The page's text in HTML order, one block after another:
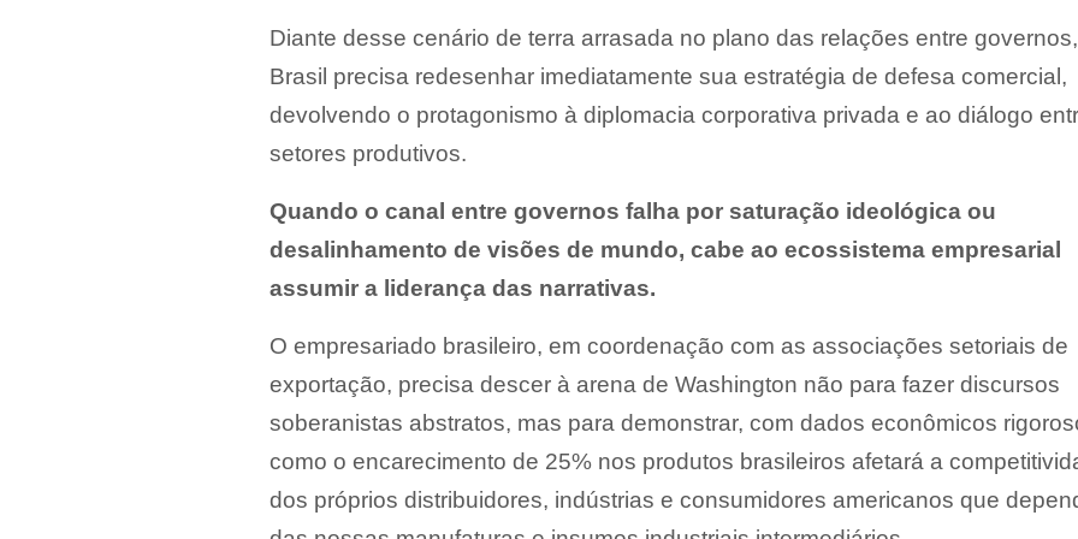
Diante desse cenário de terra arrasada no plano das relações entre
Brasil precisa redesenhar imediatamente sua estratégia de defesa comercial,
devolvendo o protagonismo à diplomacia corporativa privada e ao diálogo
setores produtivos.
Quando o canal entre governos falha por saturação ideológica ou
desalinhamento de visões de mundo, cabe ao ecossistema empresarial
assumir a liderança das narrativas.
O empresariado brasileiro, em coordenação com as associações setoriais de
exportação, precisa descer à arena de Washington não para fazer discursos
soberanistas abstratos, mas para demonstrar, com dados econômicos
como o encarecimento de 25% nos produtos brasileiros afetará a
dos próprios distribuidores, indústrias e consumidores americanos que